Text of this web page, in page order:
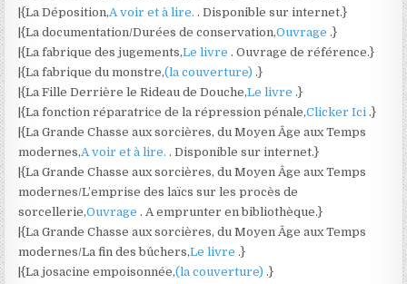
|{La Déposition,A voir et à lire.. Disponible sur internet.}
|{La documentation/Durées de conservation,Ouvrage.}
|{La fabrique des jugements,Le livre. Ouvrage de référence.}
|{La fabrique du monstre,(la couverture).}
|{La Fille Derrière le Rideau de Douche,Le livre.}
|{La fonction réparatrice de la répression pénale,Clicker Ici.}
|{La Grande Chasse aux sorcières, du Moyen Âge aux Temps
modernes,A voir et à lire.. Disponible sur internet.}
|{La Grande Chasse aux sorcières, du Moyen Âge aux Temps
modernes/L’emprise des laïcs sur les procès de
sorcellerie,Ouvrage. A emprunter en bibliothèque.}
|{La Grande Chasse aux sorcières, du Moyen Âge aux Temps
modernes/La fin des bûchers,Le livre.}
|{La josacine empoisonnée,(la couverture).}